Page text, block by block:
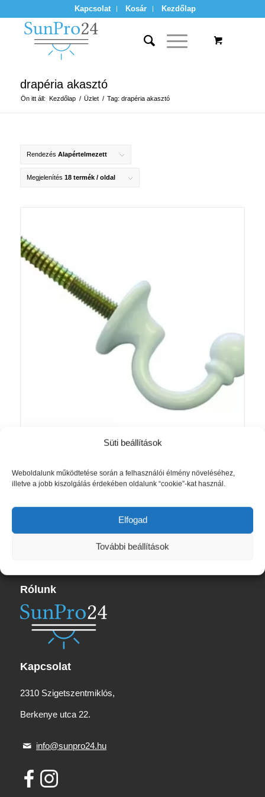
Süti beállítások
Weboldalunk működtetése során a felhasználói élmény növeléséhez,
illetve a jobb kiszolgálás érdekében oldalunk “cookie”-kat használ.
Elfogad
További beállítások
Kapcsolat Kosár Kezdőlap
drapéria akasztó
Ön itt áll: Kezdőlap / Üzlet / Tag: drapéria akasztó
Rendezés Alapértelmezett
Megjelenítés 18 termék / oldal
Dísz akasztó modell Barokk Fehér 3cm
Rólunk
Kapcsolat
2310 Szigetszentmiklós,
Berkenye utca 22.
info@sunpro24.hu